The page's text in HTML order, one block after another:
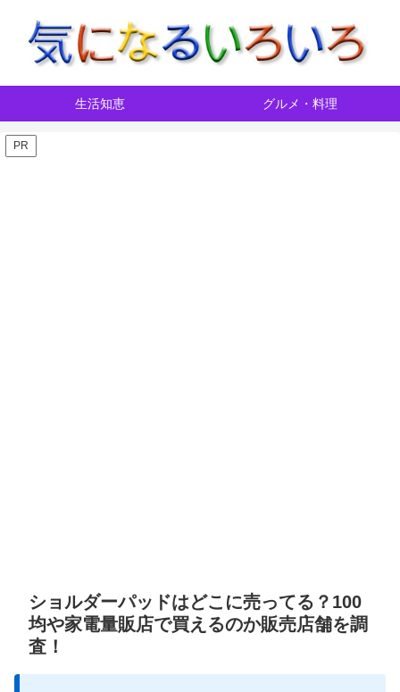
生活知恵 グルメ・料理
PR
ショルダーパッドはどこに売ってる？100
均や家電量販店で買えるのか販売店舗を調
査！